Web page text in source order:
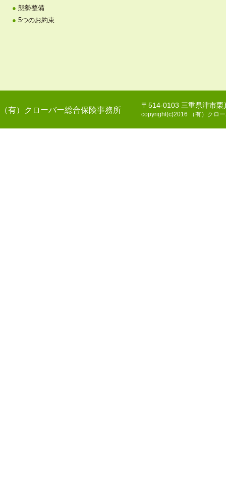
態勢整備
5つのお約束
（有）クローバー総合保険事務所
〒514-0103 三重県津市
copyright(c)2016 （有）クロ